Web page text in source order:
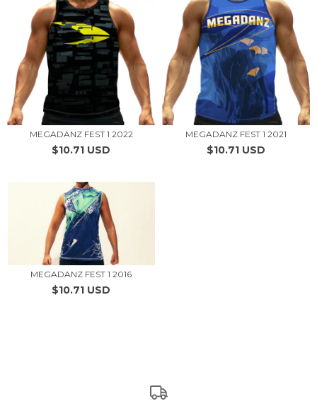
MEGADANZ FEST 1 2022
$10.71 USD
MEGADANZ FEST 1 2021
$10.71 USD
MEGADANZ FEST 1 2016
$10.71 USD